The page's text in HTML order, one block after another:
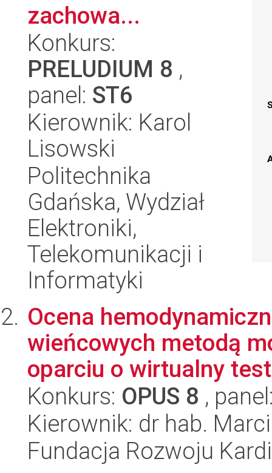
zachowa...
Konkurs:
PRELUDIUM 8 ,
panel: ST6
Kierownik: Karol
Lisowski
Politechnika
Gdańska, Wydział
Elektroniki,
Telekomunikacji i
Informatyki
Ocena
wieńcowych metodą
oparciu o wirtualny
Konkurs: OPUS 8 ,
Kierownik: dr hab.
Fundacja Rozwoju